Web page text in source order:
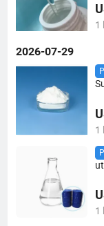
1
2026-07-29
1
1